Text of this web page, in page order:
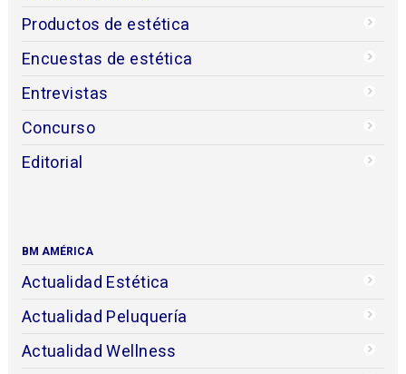
Productos de estética
Encuestas de estética
Entrevistas
Concurso
Editorial
BM AMÉRICA
Actualidad Estética
Actualidad Peluquería
Actualidad Wellness